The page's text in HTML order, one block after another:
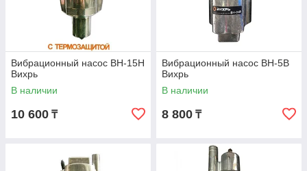
Вибрационный насос ВН-15Н
Вихрь
В наличии
10 600 ₸
Вибрационный насос ВН-5В
Вихрь
В наличии
8 800 ₸